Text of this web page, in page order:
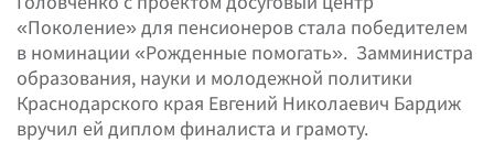
«Поколение» для пенсионеров стала победителем
в номинации «Рожденные помогать». Замминистра
образования, науки и молодежной политики
Краснодарского края Евгений Николаевич Бардиж
вручил ей диплом финалиста и грамоту.